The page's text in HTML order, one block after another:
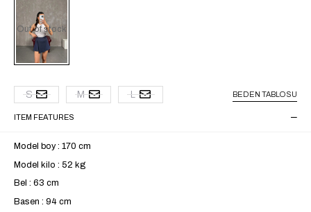
Out of stock
S M L BEDEN TABLOSU
ITEM FEATURES
Model boy : 170 cm
Model kilo : 52 kg
Bel : 63 cm
Basen : 94 cm